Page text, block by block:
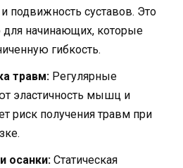
подвижность суставов. Это
для начинающих, которые
гибкость.
травм: Регулярные
эластичность мышц и
риск получения травм при
осанки: Статическая